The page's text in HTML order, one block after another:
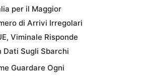
per il Maggior
di Arrivi Irregolari
Viminale Risponde
Dati Sugli Sbarchi
Guardare Ogni